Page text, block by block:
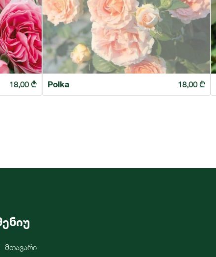
18,00₾ Polka 18,00 ₾
Მთავარი